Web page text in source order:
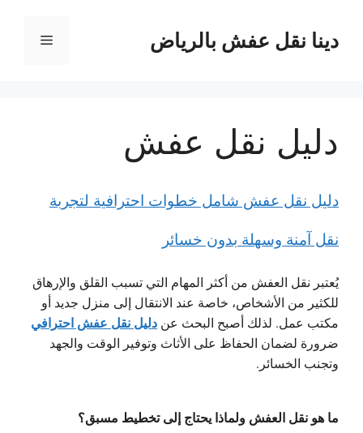
المحتوىدينا نقل عفش بالرياض القائمة
دليل نقل عفش
دليل نقل عفش شامل خطوات احترافية لتجربة
نقل آمنة وسهلة بدون خسائر
يُعتبر نقل العفش من أكثر المهام التي تسبب القلق والإرهاق
للكثير من الأشخاص، خاصة عند الانتقال إلى منزل جديد أو
مكتب عمل. لذلك أصبح البحث عن دليل نقل عفش احترافي
ضرورة لضمان الحفاظ على الأثاث وتوفير الوقت والجهد
وتجنب الخسائر.
ما هو نقل العفش ولماذا يحتاج إلى تخطيط مسبق؟